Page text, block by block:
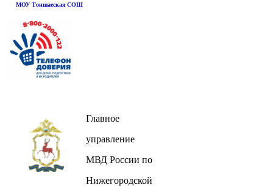
МОУ Тоншаеская СОШ
Главное
управление
МВД России по
Нижегородской